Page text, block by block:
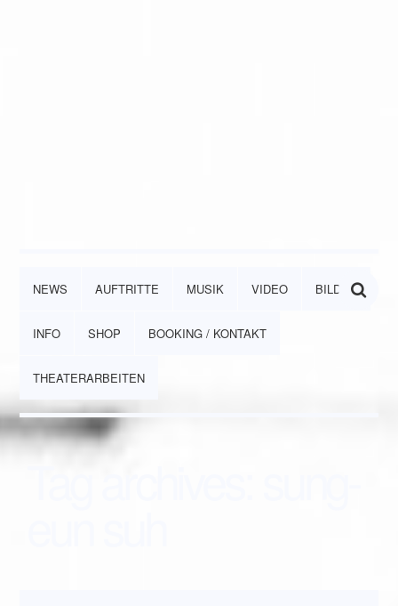
NEWS AUFTRITTE MUSIK VIDEO BILDER
INFO SHOP BOOKING / KONTAKT
THEATERARBEITEN